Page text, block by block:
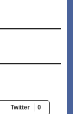
Twitter 0